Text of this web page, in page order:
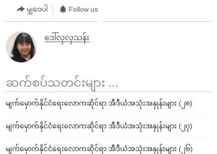
မျှဝေပါ Follow us
ဒေါ်လှလှသန်း
ဆက်စပ်သတင်းများ ...
မျက်မှောက်နိုင်ငံရေးလောကဆိုင်ရာ အီဒီယံအသုံးအနှုန်းများ (၂၈)
မျက်မှောက်နိုင်ငံရေးလောကဆိုင်ရာ အီဒီယံအသုံးအနှုန်းများ (၂၇)
မျက်မှောက်နိုင်ငံရေးလောကဆိုင်ရာ အီဒီယံအသုံးအနှုန်းများ (၂၆)